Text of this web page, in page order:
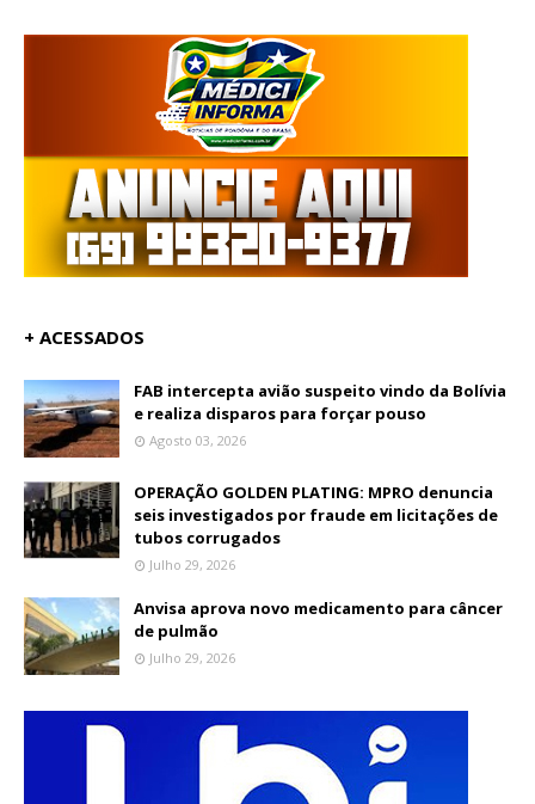
+ ACESSADOS
FAB intercepta avião suspeito vindo da Bolívia
e realiza disparos para forçar pouso
Agosto 03, 2026
OPERAÇÃO GOLDEN PLATING: MPRO denuncia
seis investigados por fraude em licitações de
tubos corrugados
Julho 29, 2026
Anvisa aprova novo medicamento para câncer
de pulmão
Julho 29, 2026